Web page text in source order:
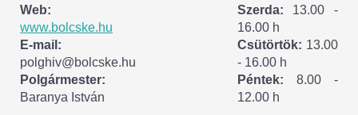
Web:
www.bolcske.hu
E-mail:
polghiv@bolcske.hu
Polgármester:
Baranya István
Szerda: 13.00 -
16.00 h
Csütörtök: 13.00
- 16.00 h
Péntek: 8.00 -
12.00 h